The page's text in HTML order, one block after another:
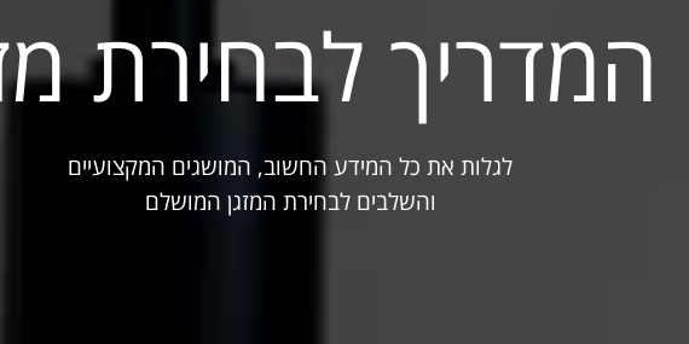
המדריך לבחירת
לגלות את כל המידע החשוב, המושגים המקצועיים
והשלבים לבחירת המזגן המושלם